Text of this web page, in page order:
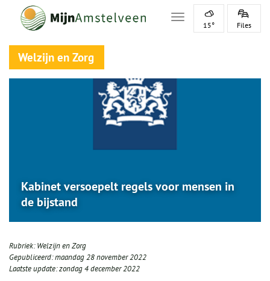
Toggle navigation
15° Files
Welzijn en Zorg
Kabinet versoepelt regels voor mensen in
de bijstand
Rubriek:Welzijn en Zorg
Gepubliceerd:maandag 28 november 2022
Laatste update:zondag 4 december 2022